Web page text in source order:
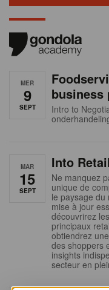
MER
9
SEPT
business
Intro to
MAR
15
SEPT
Into
Ne manquez
unique de
le paysage du
mise à jour
découvrirez
principaux
obtiendrez
des shoppers
insights
secteur en